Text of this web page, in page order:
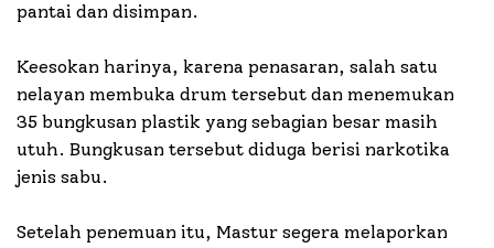
pantai dan disimpan.
Keesokan harinya, karena penasaran, salah satu
nelayan membuka drum tersebut dan menemukan
35 bungkusan plastik yang sebagian besar masih
utuh. Bungkusan tersebut diduga berisi narkotika
jenis sabu.
Setelah penemuan itu, Mastur segera melaporkan